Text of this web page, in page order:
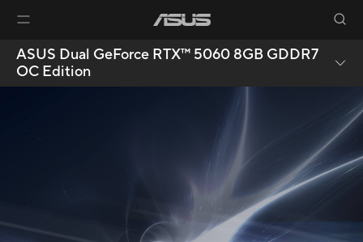
ASUS Dual GeForce RTX™ 5060 8GB GDDR7
OC Edition